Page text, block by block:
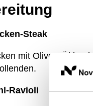
Steak
mit Oliven-Öl
Ravioli